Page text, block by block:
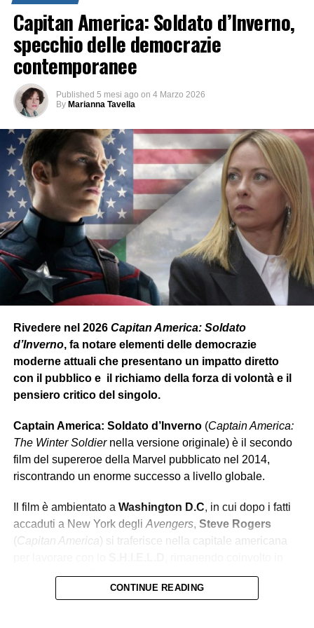
Capitan America: Soldato d’Inverno,
specchio delle democrazie
contemporanee
Published 5 mesi ago on 4 Marzo 2026
By Marianna Tavella
Rivedere nel 2026 Capitan America: Soldato
d’Inverno, fa notare elementi delle democrazie
moderne attuali che presentano un impatto diretto
con il pubblico e il richiamo della forza di volontà e il
pensiero critico del singolo.
Captain America: Soldato d’Inverno(Captain America:
The Winter Soldiernella versione originale) è il secondo
film del supereroe della Marvel pubblicato nel 2014,
riscontrando un enorme successo a livello globale.
Il film è ambientato a Washington D.C, in cui dopo i fatti
accaduti a New York degli Avengers, Steve Rogers
(Capitan America) si traferisce nella capitale americana
diversi intrighi. Durante gli eventi, notiamo come Rogers
adattarsi al mondo moderno, cambiato sia
CONTINUE READING